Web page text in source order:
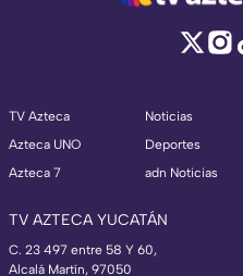
TV Azteca
Azteca UNO
Azteca 7
Noticias
Deportes
adn Noticias
TV AZTECA YUCATÁN
C. 23 497 entre 58 Y 60,
Alcalá Martín, 97050